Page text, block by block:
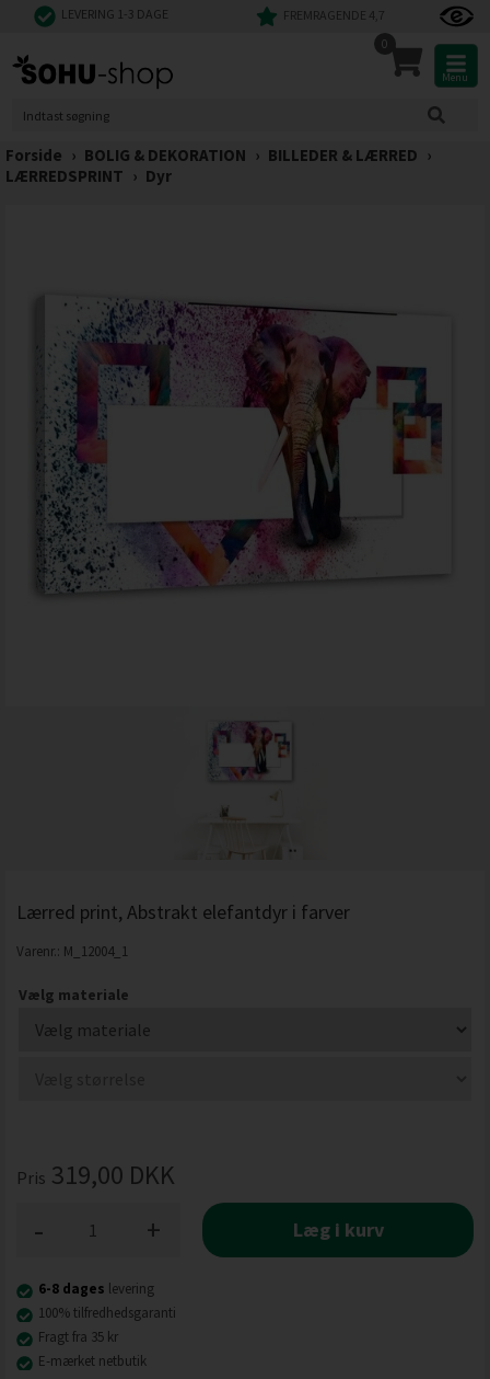
LEVERING 1-3 DAGE FREMRAGENDE 4,7
0
Menu
Forside › BOLIG & DEKORATION › BILLEDER & LÆRRED ›
LÆRREDSPRINT › Dyr
Lærred print, Abstrakt elefantdyr i farver
Varenr.: M_12004_1
Vælg materiale
Pris 319,00 DKK
+
- Læg i kurv
6-8 dages levering
100% tilfredhedsgaranti
Fragt fra 35 kr
E-mærket netbutik